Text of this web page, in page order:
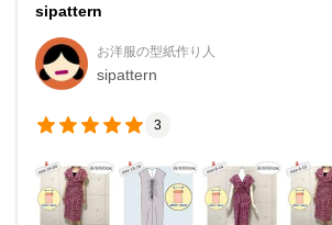
sipattern
お洋服の型紙作り人
sipattern
3